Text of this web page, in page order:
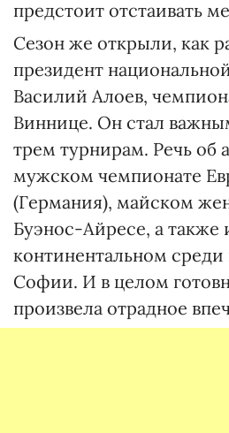
предстоит отстаивать
Сезон же открыли, как
президент
Василий Алоев,
Виннице. Он стал
трем турнирам. Речь об
мужском чемпионате
(Германия), майском
Буэнос-Айресе, а
континентальном
Софии. И в целом
произвела отрадное